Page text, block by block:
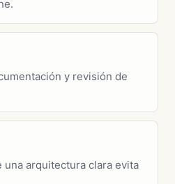
y revisión de
arquitectura clara evita